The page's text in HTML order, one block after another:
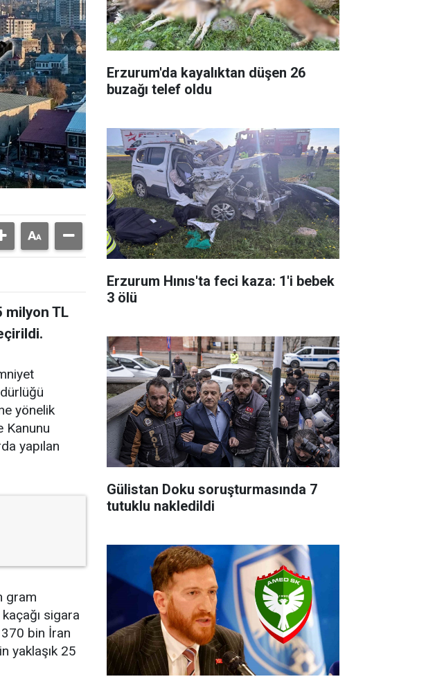
milyon TL
yönelik
Kanunu
yapılan
gram
sigara
bin İran
yaklaşık 25
Erzurum'da kayalıktan düşen 26
buzağı telef oldu
Erzurum Hınıs'ta feci kaza: 1'i bebek
3 ölü
Gülistan Doku soruşturmasında 7
tutuklu nakledildi